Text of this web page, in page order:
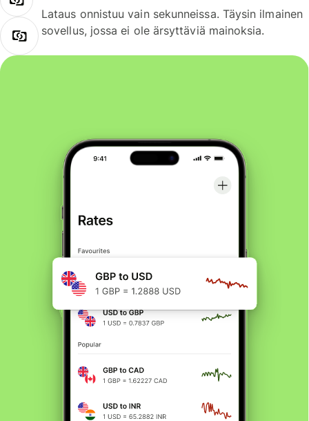
Lataus onnistuu vain sekunneissa. Täysin ilmainen
sovellus, jossa ei ole ärsyttäviä mainoksia.